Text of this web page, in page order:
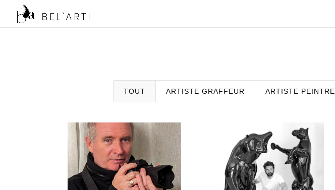
TOUT ARTISTE GRAFFEUR ARTISTE PEINTRE